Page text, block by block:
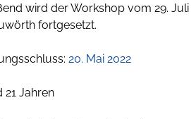
wird der Workshop vom 29. Juli
fortgesetzt.
20. Mai 2022
21 Jahren